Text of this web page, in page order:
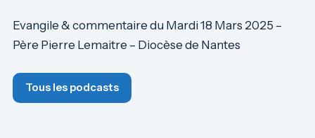
Evangile & commentaire du Mardi 18 Mars 2025 –
Père Pierre Lemaitre – Diocèse de Nantes
Tous les podcasts